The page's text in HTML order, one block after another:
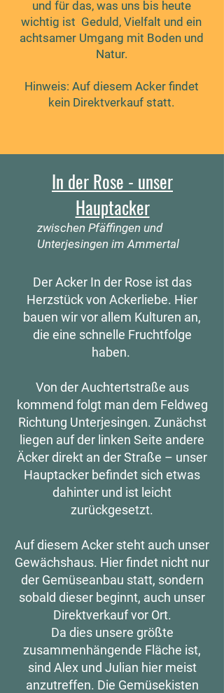
und für das, was uns bis heute
wichtig ist Geduld, Vielfalt und ein
achtsamer Umgang mit Boden und
Natur.
Hinweis: Auf diesem Acker findet
kein Direktverkauf statt.
In der Rose - unser
Hauptacker
zwischen Pfäffingen und
Unterjesingen im Ammertal
Der Acker In der Rose ist das
Herzstück von Ackerliebe. Hier
bauen wir vor allem Kulturen an,
die eine schnelle Fruchtfolge
haben.
Von der Auchtertstraße aus
kommend folgt man dem Feldweg
Richtung Unterjesingen. Zunächst
liegen auf der linken Seite andere
Äcker direkt an der Straße – unser
Hauptacker befindet sich etwas
dahinter und ist leicht
zurückgesetzt.
Auf diesem Acker steht auch unser
Gewächshaus. Hier findet nicht nur
der Gemüseanbau statt, sondern
sobald dieser beginnt, auch unser
Direktverkauf vor Ort.
Da dies unsere größte
zusammenhängende Fläche ist,
sind Alex und Julian hier meist
anzutreffen. Die Gemüsekisten